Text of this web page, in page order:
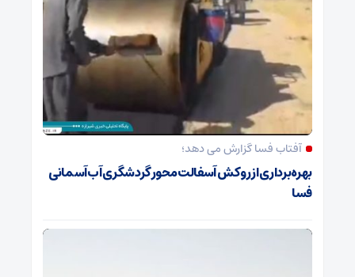
آفتاب فسا گزارش می دهد؛
بهره‌برداری از روکش آسفالت محور گردشگری آب‌آسمانی
فسا